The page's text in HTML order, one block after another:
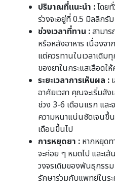
ปริมาณที่แนะนำ :โดย
ร่วงจะอยู่ที่ 0.5 มิลลิกรั
ช่วงเวลาที่ทาน :สามาร
หรือหลังอาหาร เนื่องจ
แต่ควรทานในเวลาเดิม
ของยาในกระแสเลือดใ
ระยะเวลาการเห็นผล :
อาศัยเวลา คุณจะเริ่มสั
ช่วง 3-6 เดือนแรก และ
ความหนาแน่นชัดเจนขึ้
เดือนขึ้นไป
การหยุดยา : หากหยุด
จะค่อย ๆ หมดไป และเ
วงจรเดิมของพันธุกรร
รักษาร่วมกับแพทย์ในระ